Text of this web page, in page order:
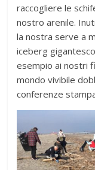
raccogliere le
nostro arenile.
la nostra serve a
iceberg
esempio ai nostri
mondo vivibile
conferenze